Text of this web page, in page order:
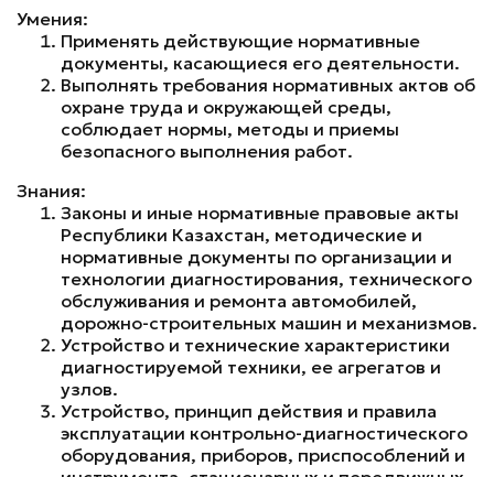
Умения:
Применять действующие нормативные
документы, касающиеся его деятельности.
Выполнять требования нормативных актов об
охране труда и окружающей среды,
соблюдает нормы, методы и приемы
безопасного выполнения работ.
Знания:
Законы и иные нормативные правовые акты
Республики Казахстан, методические и
нормативные документы по организации и
технологии диагностирования, технического
обслуживания и ремонта автомобилей,
дорожно-строительных машин и механизмов.
Устройство и технические характеристики
диагностируемой техники, ее агрегатов и
узлов.
Устройство, принцип действия и правила
эксплуатации контрольно-диагностического
оборудования, приборов, приспособлений и